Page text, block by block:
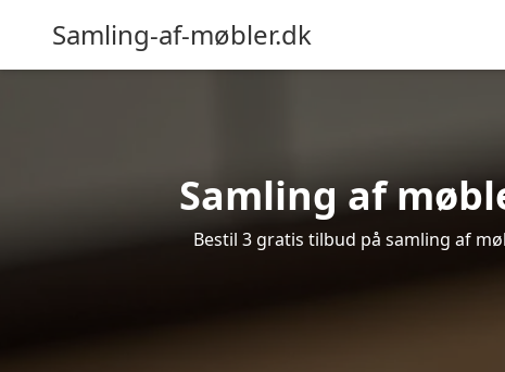
Samling-af-møbler.dk
Samling af
Bestil 3 gratis tilbud på samling af